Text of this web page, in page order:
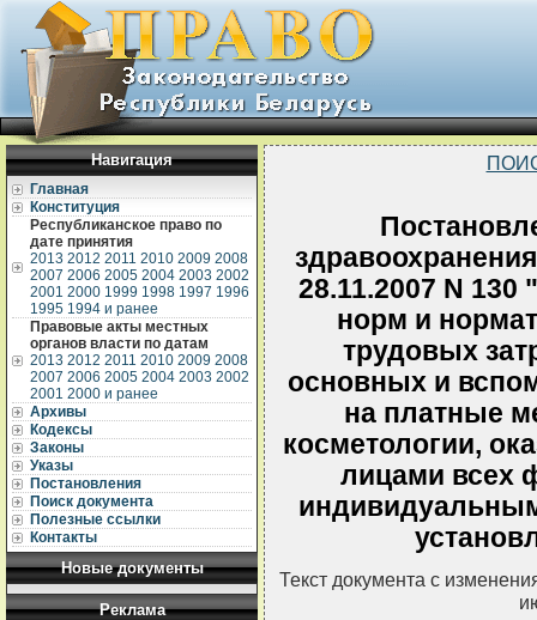
Навигация
Главная
Конституция
Республиканское право по
дате принятия
2013 2012 2011 2010 2009 2008
2007 2006 2005 2004 2003 2002
2001 2000 1999 1998 1997 1996
1995 1994 и ранее
Правовые акты местных
органов власти по датам
2013 2012 2011 2010 2009 2008
2007 2006 2005 2004 2003 2002
2001 2000 и ранее
Архивы
Кодексы
Законы
Указы
Постановления
Поиск документа
Полезные ссылки
Контакты
Новые документы
Реклама
28.11.2007 N
норм и
трудовых
основных и
на платные
косметологии,
лицами всех
Текст документа с